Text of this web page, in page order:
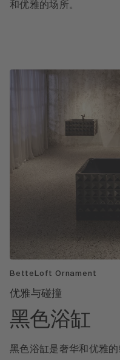
和优雅的场所。
BetteLoft Ornament
优雅与碰撞
黑色浴缸
黑色浴缸是奢华和优雅